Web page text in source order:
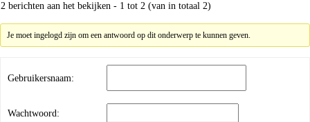
2 berichten aan het bekijken - 1 tot 2 (van in totaal 2)
Je moet ingelogd zijn om een antwoord op dit onderwerp te kunnen geven.
Gebruikersnaam:
Wachtwoord: